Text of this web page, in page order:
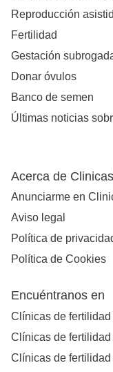
Reproducción
Fertilidad
Gestación
Donar óvulos
Banco de semen
Últimas noticias
Acerca de
Anunciarme en
Aviso legal
Política de
Política de Cookies
Encuéntranos en
Clínicas de
Clínicas de
Clínicas de